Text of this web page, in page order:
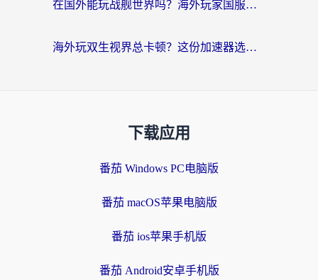
在国外能玩战舰世界吗？海外玩家国服畅玩终极指南（附印尼天使之战赛事攻略）
海外玩双生视界总卡顿？这份加速器选择指南帮你告别延迟（附欧洲流星蝴蝶剑澳门青鸾繁华录优化技巧）
下载应用
番茄 Windows PC电脑版
番茄 macOS苹果电脑版
番茄 ios苹果手机版
番茄 Android安卓手机版